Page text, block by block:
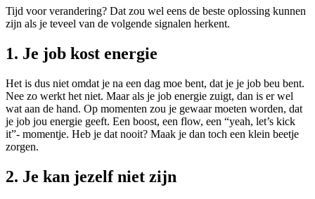
Tijd voor verandering? Dat zou wel eens de beste oplossing kunnen
zijn als je teveel van de volgende signalen herkent.
1. Je job kost energie
Het is dus niet omdat je na een dag moe bent, dat je je job beu bent.
Nee zo werkt het niet. Maar als je job energie zuigt, dan is er wel
wat aan de hand. Op momenten zou je gewaar moeten worden, dat
je job jou energie geeft. Een boost, een flow, een “yeah, let’s kick
it”- momentje. Heb je dat nooit? Maak je dan toch een klein beetje
zorgen.
2. Je kan jezelf niet zijn